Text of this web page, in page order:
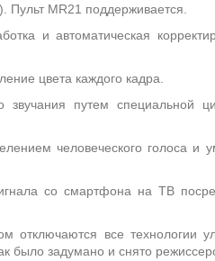
Пульт MR21 поддерживается.
и автоматическая
цвета каждого кадра.
путем специальной
человеческого голоса
со смартфона на ТВ
отключаются все технологии
было задумано и снято